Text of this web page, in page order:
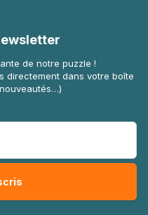
de notre puzzle !
directement dans votre boîte